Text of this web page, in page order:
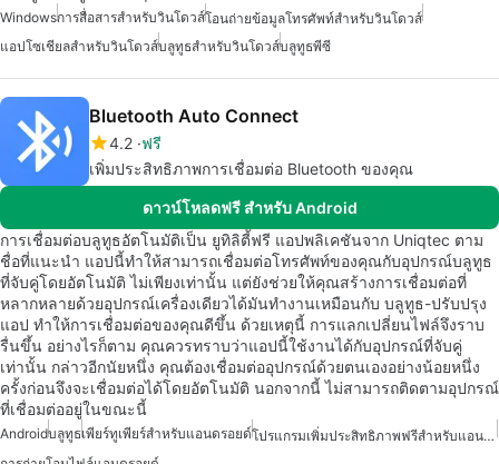
Windowsการสื่อสารสำหรับวินโดวส์โอนถ่ายข้อมูลโทรศัพท์สำหรับวินโดวส์
แอปโซเชียลสำหรับวินโดวส์บลูทูธสำหรับวินโดวส์บลูทูธพีซี
Bluetooth Auto Connect
4.2 ฟรี
เพิ่มประสิทธิภาพการเชื่อมต่อ Bluetooth ของคุณ
ดาวน์โหลดฟรี สำหรับ Android
การเชื่อมต่อบลูทูธอัตโนมัติเป็น ยูทิลิตี้ฟรี แอปพลิเคชันจาก Uniqtec ตาม
ชื่อที่แนะนำ แอปนี้ทำให้สามารถเชื่อมต่อโทรศัพท์ของคุณกับอุปกรณ์บลูทูธ
ที่จับคู่โดยอัตโนมัติ ไม่เพียงเท่านั้น แต่ยังช่วยให้คุณสร้างการเชื่อมต่อที่
หลากหลายด้วยอุปกรณ์เครื่องเดียวได้มันทำงานเหมือนกับ บลูทูธ-ปรับปรุง
แอป ทำให้การเชื่อมต่อของคุณดีขึ้น ด้วยเหตุนี้ การแลกเปลี่ยนไฟล์จึงราบ
รื่นขึ้น อย่างไรก็ตาม คุณควรทราบว่าแอปนี้ใช้งานได้กับอุปกรณ์ที่จับคู่
เท่านั้น กล่าวอีกนัยหนึ่ง คุณต้องเชื่อมต่ออุปกรณ์ด้วยตนเองอย่างน้อยหนึ่ง
ครั้งก่อนจึงจะเชื่อมต่อได้โดยอัตโนมัติ นอกจากนี้ ไม่สามารถติดตามอุปกรณ์
ที่เชื่อมต่ออยู่ในขณะนี้
Androidบลูทูธเพียร์ทูเพียร์สำหรับแอนดรอยด์
โปรแกรมเพิ่มประสิทธิภาพฟรีสำหรับแอนดรอยด์